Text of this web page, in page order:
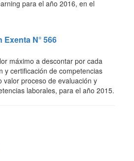
para el año 2016, en el
N° 566
máximo a descontar por cada
y certificación de competencias
valor proceso de evaluación y
laborales, para el año 2015.